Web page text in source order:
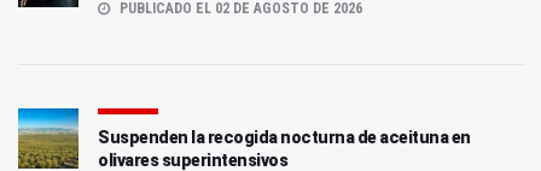
PUBLICADO EL 02 DE AGOSTO DE 2026
Suspenden la recogida nocturna de aceituna en
olivares superintensivos